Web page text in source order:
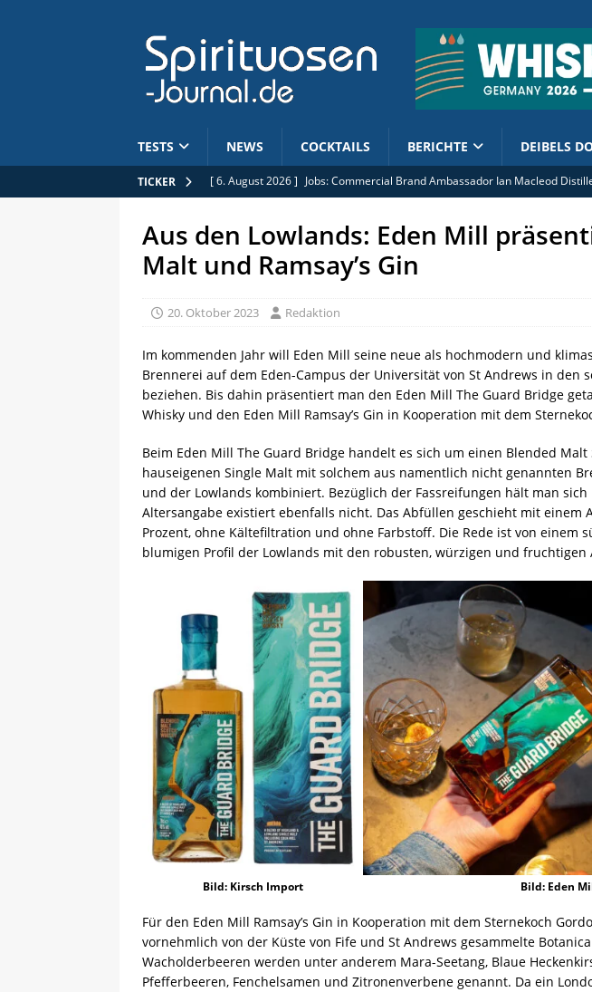
TESTS NEWS COCKTAILS BERICHTE DEIBELS
TICKER [ 6. August 2026 ] Jobs: Commercial Brand Ambassador Ian Macleod
[ 5. August 2026 ] Anhebung der Alkoholsteuer: Kornbrennereien werben
[ 4. August 2026 ] Journal des Kirsch: Kirsch Import mit French West Indies
[ 6. August 2026 ]
Aus den Lowlands: Eden Mill
Malt und Ramsay’s Gin
20. Oktober 2023 Redaktion
Im kommenden Jahr will Eden Mill seine neue als hochmodern und
Brennerei auf dem Eden-Campus der Universität von St Andrews in den
beziehen. Bis dahin präsentiert man den Eden Mill The Guard Bridge
Whisky und den Eden Mill Ramsay’s Gin in Kooperation mit dem
Beim Eden Mill The Guard Bridge handelt es sich um einen Blended Malt
hauseigenen Single Malt mit solchem aus namentlich nicht genannten
und der Lowlands kombiniert. Bezüglich der Fassreifungen hält man sich
Altersangabe existiert ebenfalls nicht. Das Abfüllen geschieht mit einem
Prozent, ohne Kältefiltration und ohne Farbstoff. Die Rede ist von einem
blumigen Profil der Lowlands mit den robusten, würzigen und fruchtigen
Bild: Kirsch Import Bild: Eden
Für den Eden Mill Ramsay’s Gin in Kooperation mit dem Sternekoch
vornehmlich von der Küste von Fife und St Andrews gesammelte
Wacholderbeeren werden unter anderem Mara-Seetang, Blaue
Pfefferbeeren, Fenchelsamen und Zitronenverbene genannt. Da ein